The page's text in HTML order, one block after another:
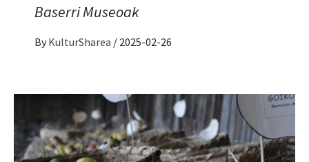
Baserri Museoak
By KulturSharea / 2025-02-26